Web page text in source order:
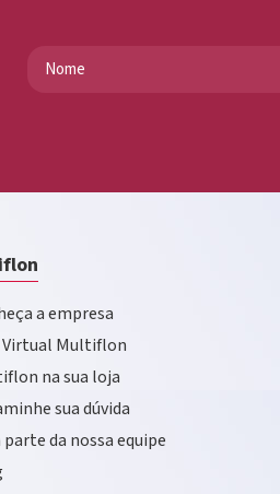
a empresa
Virtual Multiflon
na sua loja
sua dúvida
parte da nossa equipe